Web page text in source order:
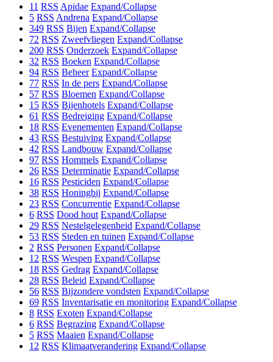
11 RSS Apidae Expand/Collapse
5 RSS Andrena Expand/Collapse
349 RSS Bijen Expand/Collapse
72 RSS Zweefvliegen Expand/Collapse
200 RSS Onderzoek Expand/Collapse
32 RSS Boeken Expand/Collapse
94 RSS Beheer Expand/Collapse
77 RSS In de pers Expand/Collapse
57 RSS Bloemen Expand/Collapse
15 RSS Bijenhotels Expand/Collapse
61 RSS Bedreiging Expand/Collapse
18 RSS Evenementen Expand/Collapse
43 RSS Bestuiving Expand/Collapse
42 RSS Landbouw Expand/Collapse
97 RSS Hommels Expand/Collapse
26 RSS Determinatie Expand/Collapse
16 RSS Pesticiden Expand/Collapse
38 RSS Honingbij Expand/Collapse
23 RSS Concurrentie Expand/Collapse
6 RSS Dood hout Expand/Collapse
29 RSS Nestelgelegenheid Expand/Collapse
53 RSS Steden en tuinen Expand/Collapse
2 RSS Personen Expand/Collapse
12 RSS Wespen Expand/Collapse
18 RSS Gedrag Expand/Collapse
28 RSS Beleid Expand/Collapse
56 RSS Bijzondere vondsten Expand/Collapse
69 RSS Inventarisatie en monitoring Expand/Collapse
8 RSS Exoten Expand/Collapse
6 RSS Begrazing Expand/Collapse
5 RSS Maaien Expand/Collapse
12 RSS Klimaatverandering Expand/Collapse